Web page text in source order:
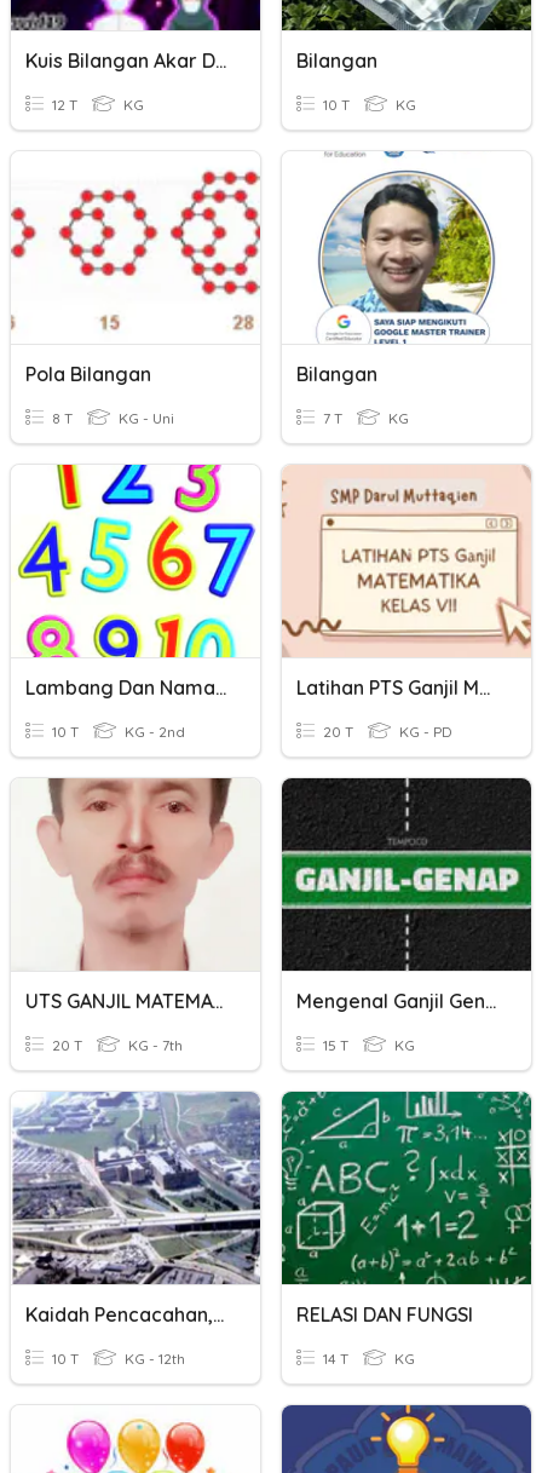
Kuis Bilangan Akar Dan Pangkat
12 T KG
Bilangan
10 T KG
Pola Bilangan
8 T KG - Uni
Bilangan
7 T KG
Lambang Dan Nama Bilangan
10 T KG - 2nd
Latihan PTS Ganjil Matematika Kelas 7
20 T KG - PD
UTS GANJIL MATEMATIKA KLs 7
20 T KG - 7th
Mengenal Ganjil Genap 2
15 T KG
Kaidah Pencacahan, Permutasi, Kombinasi
10 T KG - 12th
RELASI DAN FUNGSI
14 T KG